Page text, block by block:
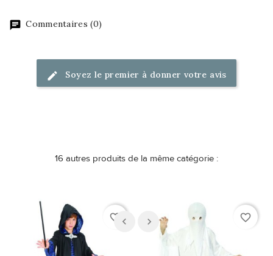
Commentaires (0)
Soyez le premier à donner votre avis
16 autres produits de la même catégorie :
favorite_border favorite_border